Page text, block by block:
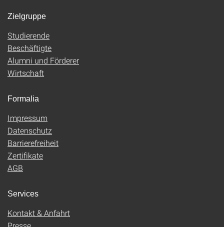
Zielgruppe
Studierende
Beschäftigte
Alumni und Förderer
Wirtschaft
Formalia
Impressum
Datenschutz
Barrierefreiheit
Zertifikate
AGB
Services
Kontakt & Anfahrt